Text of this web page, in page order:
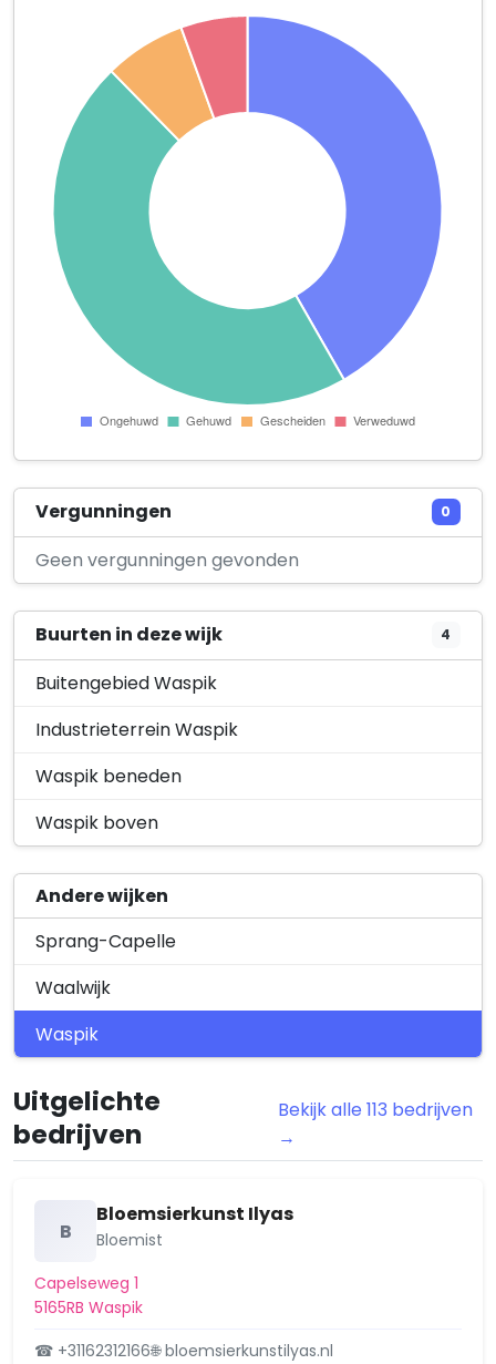
Stationslaan 4 b
R. van der Westen Metselwerken
Heemraadstraat 7
Seli van Loon
Schotse Hooglandersstraat 78
Smeur
Benedenkerkstraat 96
Snels Slagerijen Beheer B.V.
Kerkstraat 8
Stichting Dagbesteding Happy Days
Benedenkerkstraat 50 a
Tegelzettersbedrijf Van der Velden B.V.
Leeuwerik 41
't Oude Maasje Beheer Waspik B.V.
Overdiepsekade 2
Vergunningen 0
Geen vergunningen gevonden
Buurten in deze wijk 4
Buitengebied Waspik
Industrieterrein Waspik
Waspik beneden
Waspik boven
Andere wijken
Sprang-Capelle
Waalwijk
Waspik
Uitgelichte
bedrijven
Bekijk alle 113 bedrijven
→
B
Bloemsierkunst Ilyas
Bloemist
Capelseweg 1
5165RB Waspik
☎ +31162312166🌐 bloemsierkunstilyas.nl